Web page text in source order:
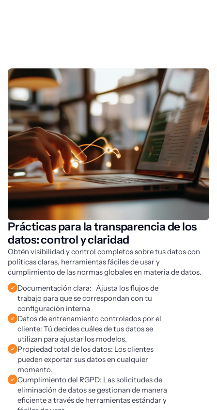
Prácticas para la transparencia de los
datos: control y claridad
Obtén visibilidad y control completos sobre tus datos con
políticas claras, herramientas fáciles de usar y
cumplimiento de las normas globales en materia de datos.
Documentación clara: Ajusta los flujos de
trabajo para que se correspondan con tu
configuración interna
Datos de entrenamiento controlados por el
cliente: Tú decides cuáles de tus datos se
utilizan para ajustar los modelos.
Propiedad total de los datos: Los clientes
pueden exportar sus datos en cualquier
momento.
Cumplimiento del RGPD: Las solicitudes de
eliminación de datos se gestionan de manera
eficiente a través de herramientas estándar y